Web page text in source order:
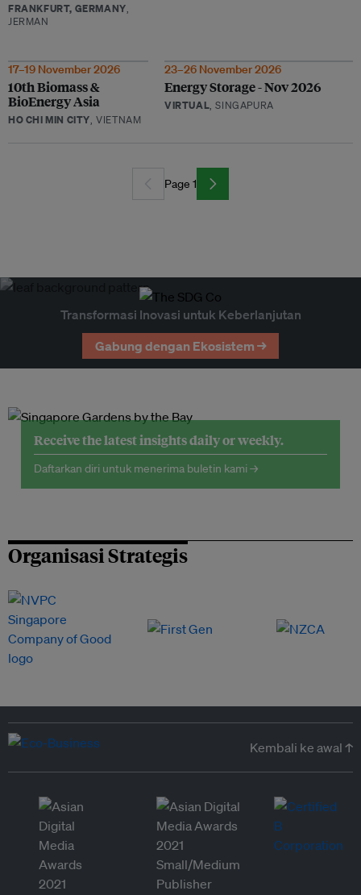
FRANKFURT, GERMANY,
JERMAN
17–19 November 2026
10th Biomass &
BioEnergy Asia
HO CHI MIN CITY, VIETNAM
23–26 November 2026
Energy Storage - Nov 2026
VIRTUAL, SINGAPURA
Page 1
Transformasi Inovasi untuk Keberlanjutan
Gabung dengan Ekosistem →
Receive the latest insights daily or weekly.
Daftarkan diri untuk menerima buletin kami →
Organisasi Strategis
Kembali ke awal ↑